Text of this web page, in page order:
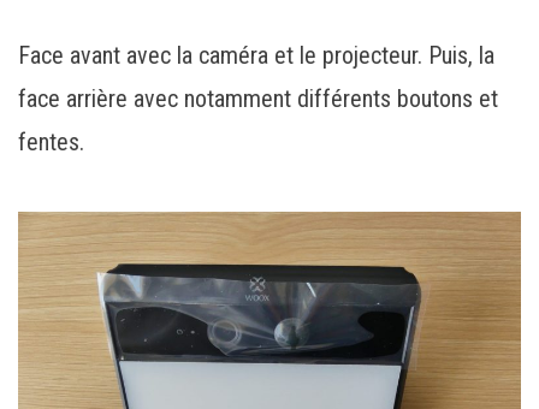
Face avant avec la caméra et le projecteur. Puis, la
face arrière avec notamment différents boutons et
fentes.